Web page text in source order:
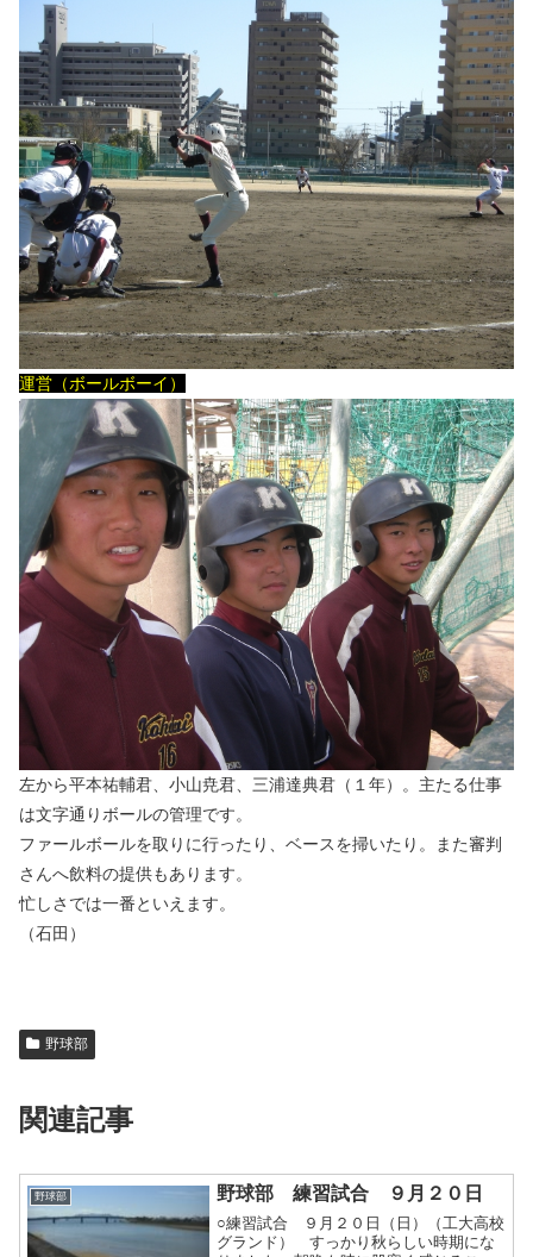
運営（ボールボーイ）
左から平本祐輔君、小山尭君、三浦達典君（１年）。主たる仕事
は文字通りボールの管理です。
ファールボールを取りに行ったり、ベースを掃いたり。また審判
さんへ飲料の提供もあります。
忙しさでは一番といえます。
（石田）
野球部
関連記事
野球部 野球部 練習試合 ９月２０日
○練習試合 ９月２０日（日）（工大高校
グランド） すっかり秋らしい時期にな